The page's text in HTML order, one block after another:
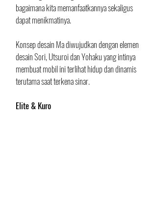
bagaimana kita memanfaatkannya sekaligus
dapat menikmatinya.
Konsep desain Ma diwujudkan dengan elemen
desain Sori, Utsuroi dan Yohaku yang intinya
membuat mobil ini terlihat hidup dan dinamis
terutama saat terkena sinar.
Elite & Kuro